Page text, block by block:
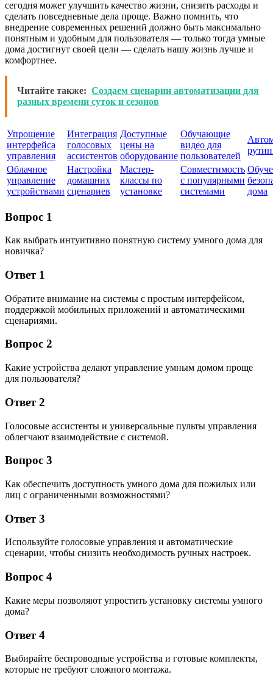
сегодня может улучшить качество жизни, снизить расходы и
сделать повседневные дела проще. Важно помнить, что
внедрение современных решений должно быть максимально
понятным и удобным для пользователя — только тогда умные
дома достигнут своей цели — сделать нашу жизнь лучше и
комфортнее.
Читайте также: Создаем сценарии автоматизации для
разных времени суток и сезонов
Упрощение
интерфейса
управления
Интеграция
голосовых
ассистентов
Доступные
цены на
оборудование
Обучающие
видео для
пользователей
Облачное
управление
устройствами
Настройка
домашних
сценариев
Мастер-
классы по
установке
Совместимость
с популярными
системами
дома
Вопрос 1
Как выбрать интуитивно понятную систему умного дома для
новичка?
Ответ 1
Обратите внимание на системы с простым интерфейсом,
поддержкой мобильных приложений и автоматическими
сценариями.
Вопрос 2
Какие устройства делают управление умным домом проще
для пользователя?
Ответ 2
Голосовые ассистенты и универсальные пульты управления
облегчают взаимодействие с системой.
Вопрос 3
Как обеспечить доступность умного дома для пожилых или
лиц с ограниченными возможностями?
Ответ 3
Используйте голосовые управления и автоматические
сценарии, чтобы снизить необходимость ручных настроек.
Вопрос 4
Какие меры позволяют упростить установку системы умного
дома?
Ответ 4
Выбирайте беспроводные устройства и готовые комплекты,
которые не требуют сложного монтажа.